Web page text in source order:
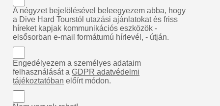
A négyzet bejelölésével beleegyezem abba, hogy
a Dive Hard Tourstól utazási ajánlatokat és friss
híreket kapjak kommunikációs eszközök -
elsősorban e-mail formátumú hírlevél, - útján.
Engedélyezem a személyes adataim
felhasználását aGDPR adatvédelmi
tájékoztatóban előírt módon.